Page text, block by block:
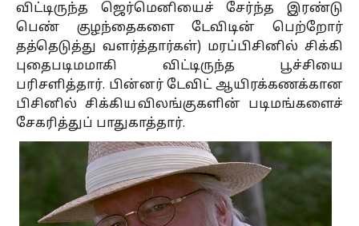
விட்டிருந்த ஜெர்மெனியைச் சேர்ந்த இரண்டு
பெண் குழந்தைகளை டேவிடின் பெற்றோர்
தத்தெடுத்து வளர்த்தார்கள்) மரப்பிசினில் சிக்கி
புதைபடிமமாகி விட்டிருந்த பூச்சியை
பரிசளித்தார். பின்னர் டேவிட் ஆயிரக்கணக்கான
பிசினில் சிக்கிய விலங்குகளின் படிமங்களைச்
சேகரித்துப் பாதுகாத்தார்.